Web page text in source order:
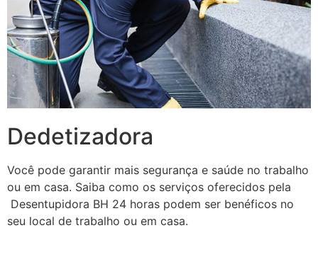
Dedetizadora
Você pode garantir mais segurança e saúde no trabalho
ou em casa. Saiba como os serviços oferecidos pela
Desentupidora BH 24 horas podem ser benéficos no
seu local de trabalho ou em casa.